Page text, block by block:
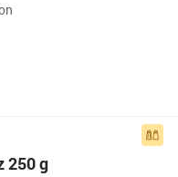
250 g